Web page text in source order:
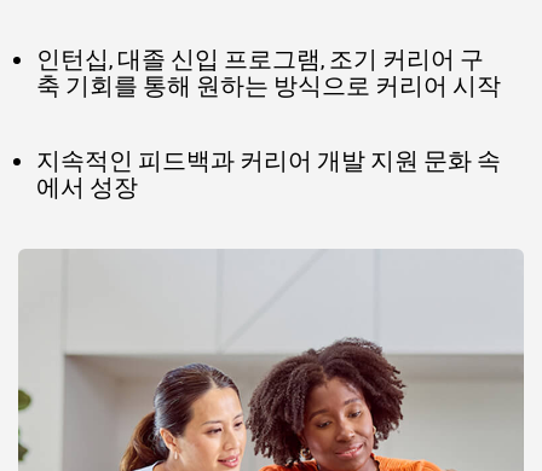
인턴십, 대졸 신입 프로그램, 조기 커리어 구
축 기회를 통해 원하는 방식으로 커리어 시작
지속적인 피드백과 커리어 개발 지원 문화 속
에서 성장